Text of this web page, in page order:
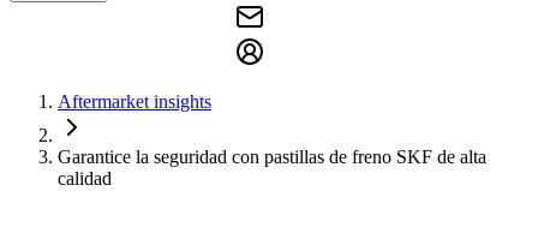
Aftermarket insights
Garantice la seguridad con pastillas de freno SKF de alta
calidad